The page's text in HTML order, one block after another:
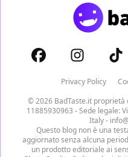
Privacy Policy
© 2026 BadTaste.it proprietà
11885930963 - Sede legale:
Italy -
Questo blog non è una
aggiornato senza alcuna
un prodotto editoriale ai